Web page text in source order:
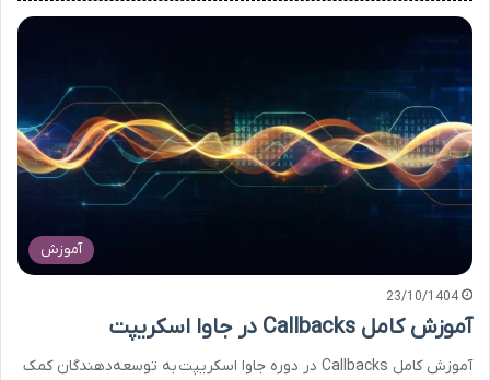
آموزش
23/10/1404
آموزش کامل Callbacks در جاوا اسکریپت
آموزش کامل Callbacks در دوره جاوا اسکریپت به توسعه‌دهندگان کمک